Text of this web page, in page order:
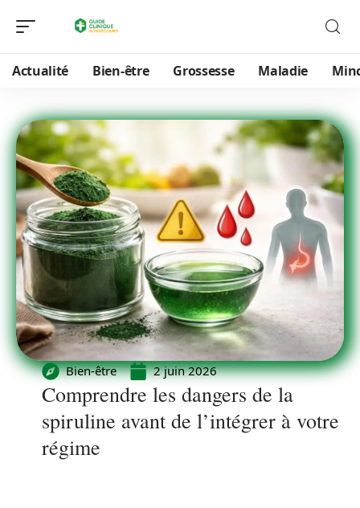
Actualité Bien-être Grossesse Maladie
Bien-être 2 juin 2026
Comprendre les dangers de la
spiruline avant de l’intégrer à votre
régime